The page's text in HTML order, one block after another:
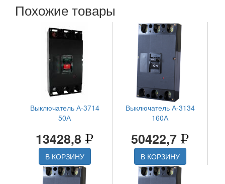
Похожие товары
Выключатель А-3714
50А
13428,8
В КОРЗИНУ
Выключатель А-3134
160А
50422,7
В КОРЗИНУ